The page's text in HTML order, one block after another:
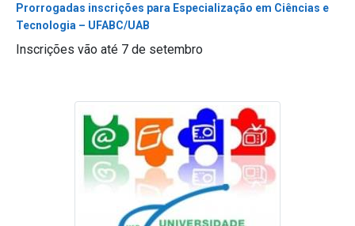
Prorrogadas inscrições para Especialização em Ciências e
Tecnologia – UFABC/UAB
Inscrições vão até 7 de setembro